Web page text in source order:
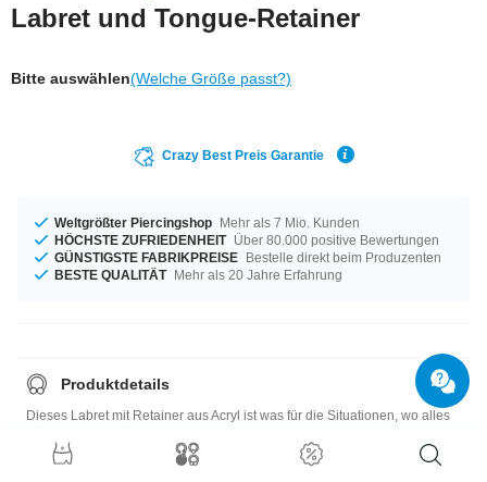
Labret und Tongue-Retainer
Bitte auswählen(Welche Größe passt?)
Crazy Best Preis Garantie
Weltgrößter Piercingshop Mehr als 7 Mio. Kunden
HÖCHSTE ZUFRIEDENHEIT Über 80.000 positive Bewertungen
GÜNSTIGSTE FABRIKPREISE Bestelle direkt beim Produzenten
BESTE QUALITÄT Mehr als 20 Jahre Erfahrung
Produktdetails
Dieses Labret mit Retainer aus Acryl ist was für die Situationen, wo alles
nicht verkehrt, unseren Unscheinbaren vorrätig zu haben.